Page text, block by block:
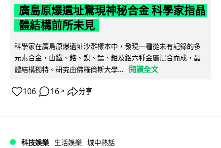
廣島原爆遺址驚現神秘合金 科學家指晶
體結構前所未見
科學家在廣島原爆遺址沙灘樣本中，發現一種從未有記錄的多
元素合金，由鐵、鉻、鎳、錳、鉬及鋁六種金屬混合而成，晶
體結構獨特。研究由佛羅倫斯大學...
閱讀全文
106 16 ↗ 分享
科技娛樂 生活娛樂 城中熱話